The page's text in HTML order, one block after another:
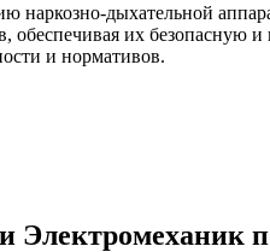
дыхательной
обеспечивая их
и нормативов.